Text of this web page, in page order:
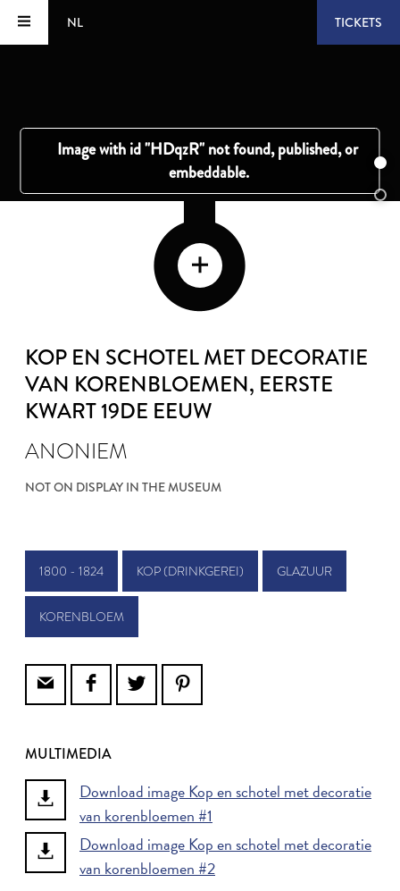
NL TICKETS
KOP EN SCHOTEL MET DECORATIE
VAN KORENBLOEMEN, EERSTE
KWART 19DE EEUW
ANONIEM
NOT ON DISPLAY IN THE MUSEUM
1800 - 1824 KOP (DRINKGEREI) GLAZUUR
KORENBLOEM
MULTIMEDIA
Download image Kop en schotel met decoratie
van korenbloemen #1
Download image Kop en schotel met decoratie
van korenbloemen #2